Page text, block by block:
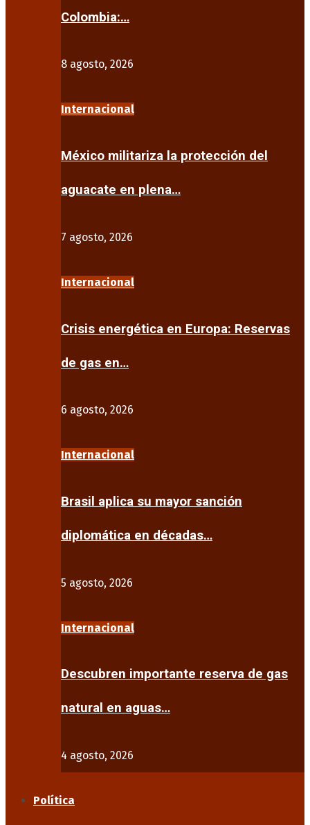
Colombia:…
8 agosto, 2026
Internacional
México militariza la protección del
aguacate en plena…
7 agosto, 2026
Internacional
Crisis energética en Europa: Reservas
de gas en…
6 agosto, 2026
Internacional
Brasil aplica su mayor sanción
diplomática en décadas…
5 agosto, 2026
Internacional
Descubren importante reserva de gas
natural en aguas…
4 agosto, 2026
Política